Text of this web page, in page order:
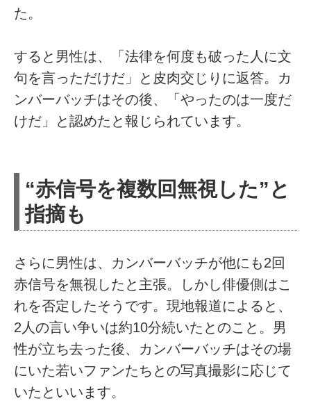
た。
すると男性は、「法律を何度も破った人に文
句を言っただけだ」と皮肉交じりに返答。カ
ンバーバッチはその後、「やったのは一度だ
けだ」と認めたと報じられています。
“赤信号を複数回無視した”と
指摘も
さらに男性は、カンバーバッチが他にも2回
赤信号を無視したと主張。しかし俳優側はこ
れを否定したそうです。現地報道によると、
2人の言い争いは約10分続いたとのこと。男
性が立ち去った後、カンバーバッチはその場
にいた若いファンたちとの写真撮影に応じて
いたといいます。